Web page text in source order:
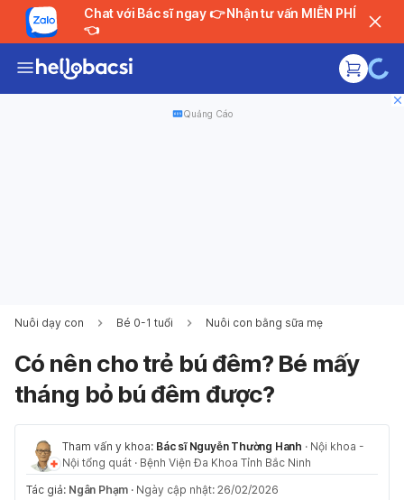
Chat với Bác sĩ ngay 👉 Nhận tư vấn MIỄN PHÍ
👈
Quảng Cáo
Nuôi dạy con Bé 0-1 tuổi Nuôi con bằng sữa mẹ
Có nên cho trẻ bú đêm? Bé mấy
tháng bỏ bú đêm được?
Tham vấn y khoa: Bác sĩ Nguyễn Thường Hanh · Nội khoa -
Nội tổng quát · Bệnh Viện Đa Khoa Tỉnh Bắc Ninh
Tác giả: Ngân Phạm · Ngày cập nhật: 26/02/2026